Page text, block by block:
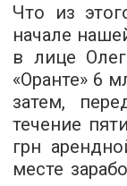
Что из
начале
в лице
«Оранте» 6
затем,
течение
грн
месте